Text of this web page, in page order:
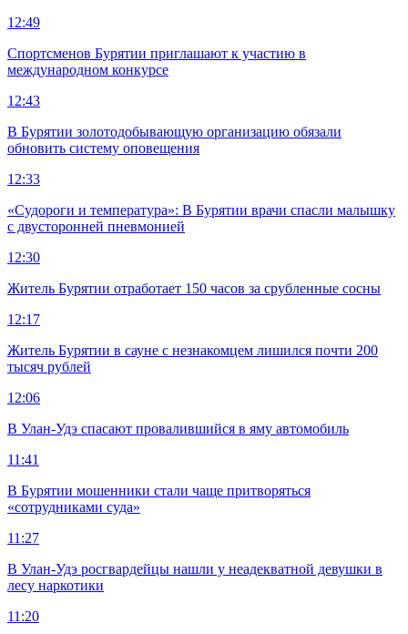
12:49
Спортсменов Бурятии приглашают к участию в
международном конкурсе
12:43
В Бурятии золотодобывающую организацию обязали
обновить систему оповещения
12:33
«Судороги и температура»: В Бурятии врачи спасли малышку
с двусторонней пневмонией
12:30
Житель Бурятии отработает 150 часов за срубленные сосны
12:17
Житель Бурятии в сауне с незнакомцем лишился почти 200
тысяч рублей
12:06
В Улан-Удэ спасают провалившийся в яму автомобиль
11:41
В Бурятии мошенники стали чаще притворяться
«сотрудниками суда»
11:27
В Улан-Удэ росгвардейцы нашли у неадекватной девушки в
лесу наркотики
11:20